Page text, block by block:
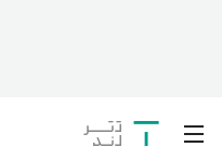
خانه رمزارزها/
chip